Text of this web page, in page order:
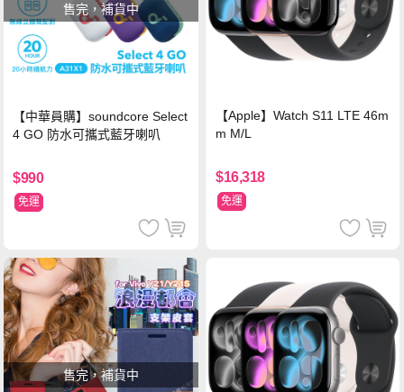
售完，補貨中
【中華員購】soundcore Select
4 GO 防水可攜式藍牙喇叭
$990
免運
【Apple】Watch S11 LTE 46m
m M/L
$16,318
免運
售完，補貨中